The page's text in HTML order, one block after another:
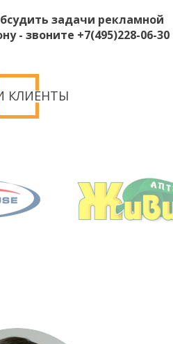
задачи рекламной
- звоните +7(495)228-06-30
КЛИЕНТЫ